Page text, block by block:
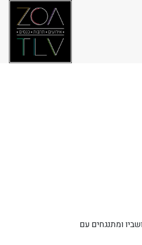
העולם שמעל ותושביו ומתנגחים עם